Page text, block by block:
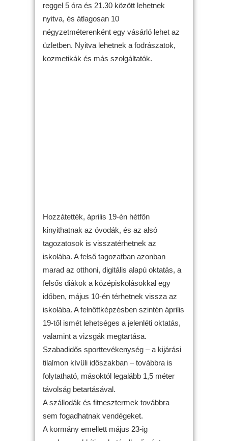
reggel 5 óra és 21.30 között lehetnek
nyitva, és átlagosan 10
négyzetméterenként egy vásárló lehet az
üzletben. Nyitva lehetnek a fodrászatok,
kozmetikák és más szolgáltatók.
Hozzátették, április 19-én hétfőn
kinyithatnak az óvodák, és az alsó
tagozatosok is visszatérhetnek az
iskolába. A felső tagozatban azonban
marad az otthoni, digitális alapú oktatás, a
felsős diákok a középiskolásokkal egy
időben, május 10-én térhetnek vissza az
iskolába. A felnőttképzésben szintén április
19-től ismét lehetséges a jelenléti oktatás,
valamint a vizsgák megtartása.
Szabadidős sporttevékenység – a kijárási
tilalmon kívüli időszakban – továbbra is
folytatható, másoktól legalább 1,5 méter
távolság betartásával.
A szállodák és fitnesztermek továbbra
sem fogadhatnak vendégeket.
A kormány emellett május 23-ig